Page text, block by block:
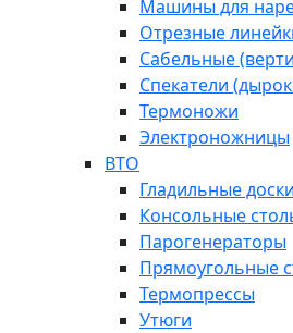
Машины для
Отрезные
Сабельные
Спекатели
Термоножи
Электроножницы
ВТО
Гладильные доски
Консольные
Парогенераторы
Прямоугольные
Термопрессы
Утюги